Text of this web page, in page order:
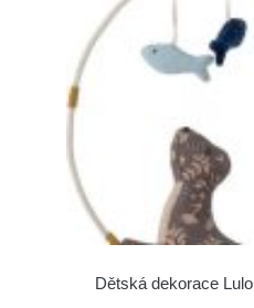
Dětská dekorace